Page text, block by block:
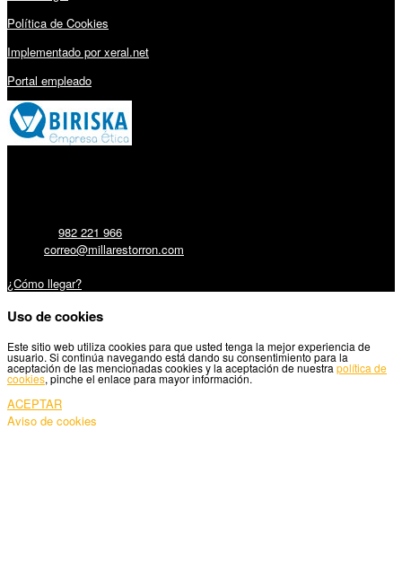
Política de Cookies
Implementado por xeral.net
Portal empleado
982 221 966
correo@millarestorron.com
¿Cómo llegar?
Uso de cookies
Este sitio web utiliza cookies para que usted tenga la mejor experiencia de
usuario. Si continúa navegando está dando su consentimiento para la
aceptación de las mencionadas cookies y la aceptación de nuestra política de
cookies, pinche el enlace para mayor información.
ACEPTAR
Aviso de cookies